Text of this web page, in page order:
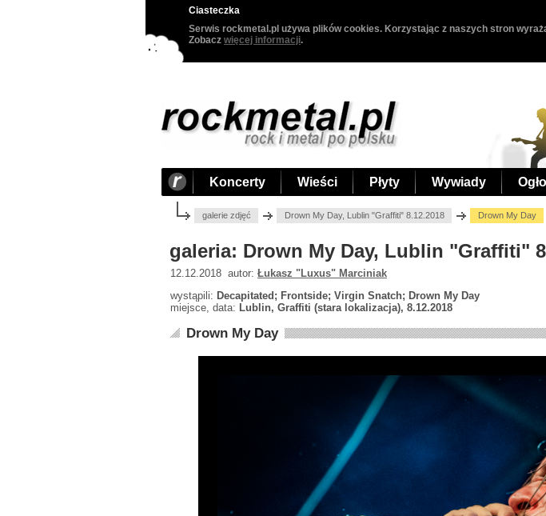
Ciasteczka
Serwis rockmetal.pl używa plików cookies. Korzystając z naszych stron
Zobacz więcej informacji.
Koncerty Wieści Płyty Wywiady
galerie zdjęć Drown My Day, Lublin "Graffiti" 8.12.2018 Drown My Day
galeria: Drown My Day, Lublin "Graffiti"
12.12.2018 autor: Łukasz "Luxus" Marciniak
wystąpili: Decapitated; Frontside; Virgin Snatch; Drown My Day
miejsce, data: Lublin, Graffiti (stara lokalizacja), 8.12.2018
Drown My Day